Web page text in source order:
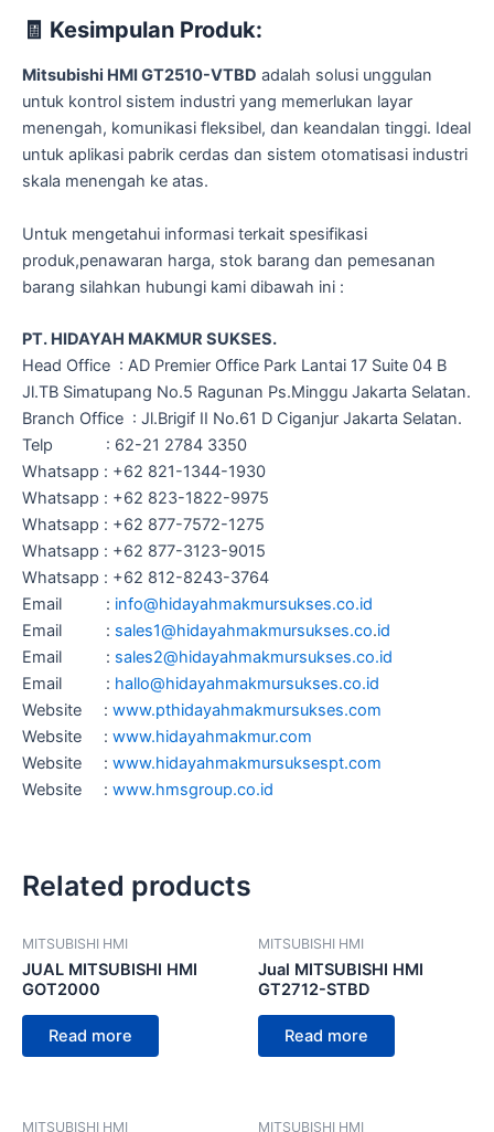
🧾 Kesimpulan Produk:
Mitsubishi HMI GT2510-VTBD adalah solusi unggulan
untuk kontrol sistem industri yang memerlukan layar
menengah, komunikasi fleksibel, dan keandalan tinggi. Ideal
untuk aplikasi pabrik cerdas dan sistem otomatisasi industri
skala menengah ke atas.
Untuk mengetahui informasi terkait spesifikasi
produk,penawaran harga, stok barang dan pemesanan
barang silahkan hubungi kami dibawah ini :
PT. HIDAYAH MAKMUR SUKSES.
Head Office : AD Premier Office Park Lantai 17 Suite 04 B
Jl.TB Simatupang No.5 Ragunan Ps.Minggu Jakarta Selatan.
Branch Office : Jl.Brigif II No.61 D Ciganjur Jakarta Selatan.
Telp : 62-21 2784 3350
Whatsapp : +62 821-1344-1930
Whatsapp : +62 823-1822-9975
Whatsapp : +62 877-7572-1275
Whatsapp : +62 877-3123-9015
Whatsapp : +62 812-8243-3764
Email : info@hidayahmakmursukses.co.id
Email : sales1@hidayahmakmursukses.co.id
Email : sales2@hidayahmakmursukses.co.id
Email : hallo@hidayahmakmursukses.co.id
Website : www.pthidayahmakmursukses.com
Website : www.hidayahmakmur.com
Website : www.hidayahmakmursuksespt.com
Website : www.hmsgroup.co.id
Related products
MITSUBISHI HMI
JUAL MITSUBISHI HMI
GOT2000
Read more
MITSUBISHI HMI
Jual MITSUBISHI HMI
GT2712-STBD
Read more
MITSUBISHI HMI MITSUBISHI HMI